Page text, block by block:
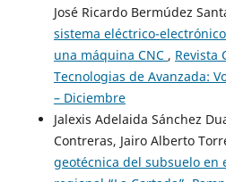
José Ricardo Bermúdez
sistema eléctrico-
una máquina CNC , Revista
Tecnologias de Avanzada:
– Diciembre
Jalexis Adelaida Sánchez
Contreras, Jairo Alberto
geotécnica del subsuelo en